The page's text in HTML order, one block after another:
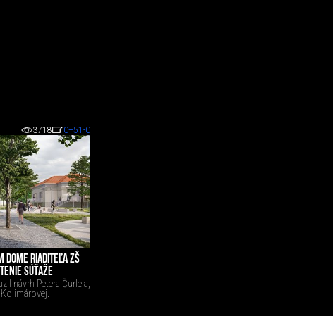
3718 0+51 -0
DOME RIADITEĽA ZŠ
SÚŤAŽE
návrh Petera Čurleja,